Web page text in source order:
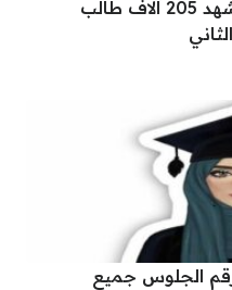
نتيجة الثانوية العامة 2026 تشهد 205 آلاف طالب
الثانوية العامة 2026 برقم الجلوس جميع